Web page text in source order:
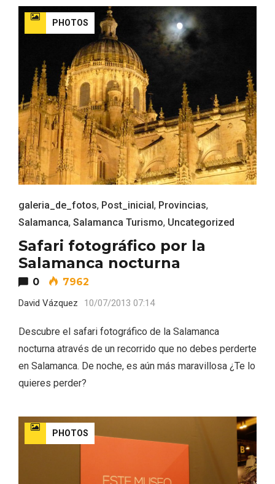
PHOTOS
galeria_de_fotos, Post_inicial, Provincias,
Salamanca, Salamanca Turismo, Uncategorized
Safari fotográfico por la
Salamanca nocturna
0 7962
David Vázquez 10/07/2013 07:14
Descubre el safari fotográfico de la Salamanca
nocturna através de un recorrido que no debes perderte
en Salamanca. De noche, es aún más maravillosa ¿Te lo
quieres perder?
PHOTOS
Paseo nocturno por Valladolid
Salón Gourmet 2026